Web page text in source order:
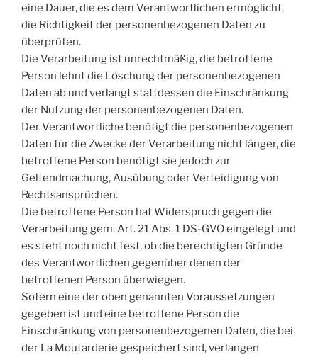
eine Dauer, die es dem Verantwortlichen ermöglicht,
die Richtigkeit der personenbezogenen Daten zu
überprüfen.
Die Verarbeitung ist unrechtmäßig, die betroffene
Person lehnt die Löschung der personenbezogenen
Daten ab und verlangt stattdessen die Einschränkung
der Nutzung der personenbezogenen Daten.
Der Verantwortliche benötigt die personenbezogenen
Daten für die Zwecke der Verarbeitung nicht länger, die
betroffene Person benötigt sie jedoch zur
Geltendmachung, Ausübung oder Verteidigung von
Rechtsansprüchen.
Die betroffene Person hat Widerspruch gegen die
Verarbeitung gem. Art. 21 Abs. 1 DS-GVO eingelegt und
es steht noch nicht fest, ob die berechtigten Gründe
des Verantwortlichen gegenüber denen der
betroffenen Person überwiegen.
Sofern eine der oben genannten Voraussetzungen
gegeben ist und eine betroffene Person die
Einschränkung von personenbezogenen Daten, die bei
der La Moutarderie gespeichert sind, verlangen